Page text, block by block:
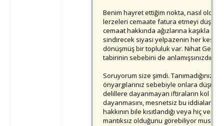
Benim hayret ettiğim nokta, nasıl oldu
lerzeleri cemaate fatura etmeyi
cemaat hakkında ağızlarına kaşıkla
sindirecek siyasi yelpazenin her
dönüşmüş bir topluluk var. Nihat Genç
tabirinin sebebini de anlamışsınızdır
Soruyorum size şimdi. Tanımadığınız
önyargılarınız sebebiyle onlara
delillere dayanmayan iftiraların kol
dayanmasını, mesnetsiz bu iddialara
hakkının bile kısıtlandığı veya hiç
mantıksız olduğunu görebiliyor